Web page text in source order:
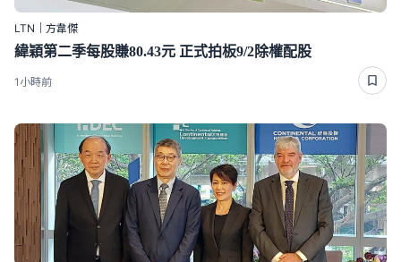
LTN｜方韋傑
緯穎第二季每股賺80.43元 正式拍板9/2除權配股
1小時前